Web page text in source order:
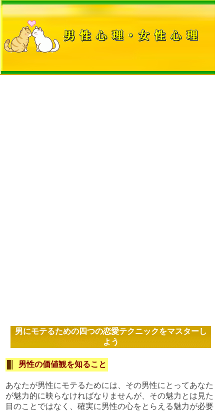
男にモテるための四つの恋愛テクニックをマスターし
よう
男性の価値観を知ること
あなたが男性にモテるためには、その男性にとってあなた
が魅力的に映らなければなりませんが、その魅力とは見た
目のことではなく、確実に男性の心をとらえる魅力が必要